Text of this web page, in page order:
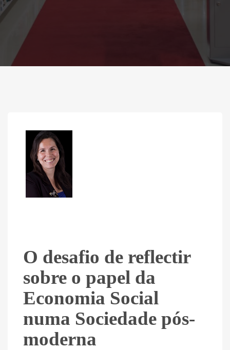
O desafio de reflectir
sobre o papel da
Economia Social
numa Sociedade pós-
moderna